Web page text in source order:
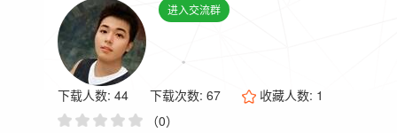
进入交流群
下载人数: 44 下载次数: 67 收藏人数: 1
（0）